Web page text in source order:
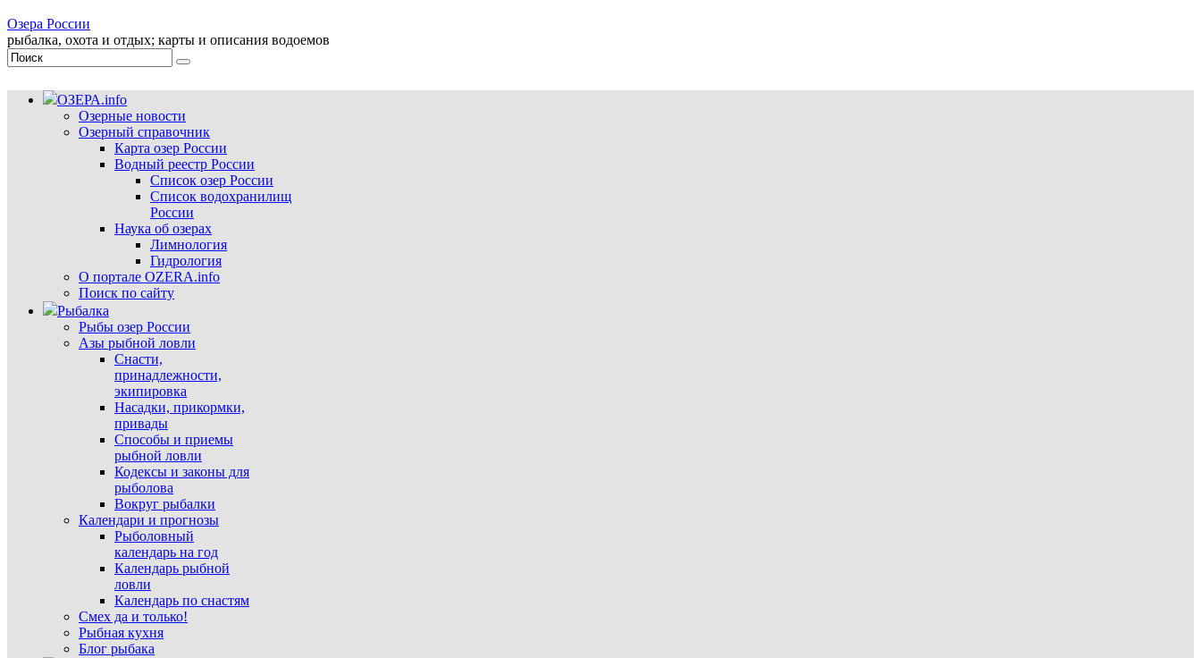
Озера России
рыбалка, охота и отдых; карты и описания водоемов
ОЗЕРА.info
Озерные новости
Озерный справочник
Карта озер России
Водный реестр России
Список озер России
Список водохранилищ
России
Наука об озерах
Лимнология
Гидрология
О портале OZERA.info
Поиск по сайту
Рыбалка
Рыбы озер России
Азы рыбной ловли
Снасти,
принадлежности,
экипировка
Насадки, прикормки,
привады
Способы и приемы
рыбной ловли
Кодексы и законы для
рыболова
Вокруг рыбалки
Календари и прогнозы
Рыболовный
календарь на год
Календарь рыбной
ловли
Календарь по снастям
Смех да и только!
Рыбная кухня
Блог рыбака